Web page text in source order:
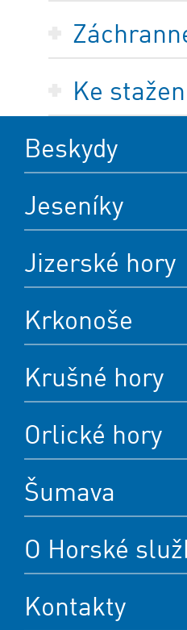
Ke
Beskydy
Jeseníky
Jizerské hory
Krkonoše
Krušné hory
Orlické hory
Šumava
O Horské
Kontakty